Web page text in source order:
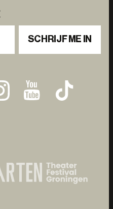
SCHRIJF ME IN